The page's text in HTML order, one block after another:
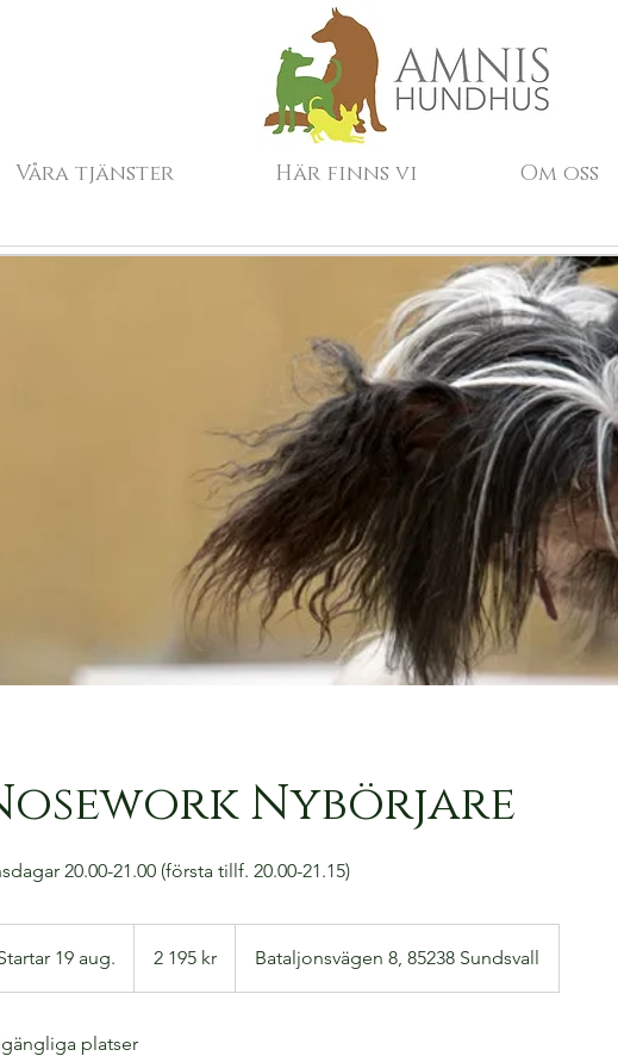
Våra tjänster Här finns vi Om oss
Nybörjare
20.00-21.00 (första tillf. 20.00-21.15)
19 aug.
r
kronor2 195 kr Bataljonsvägen 8, 85238 Sundsvall
platser